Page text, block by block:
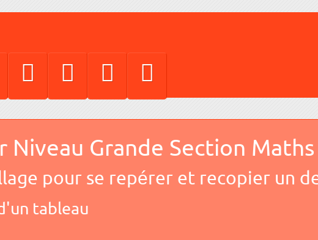
Niveau Grande Section
pour se repérer et recopier un
tableau